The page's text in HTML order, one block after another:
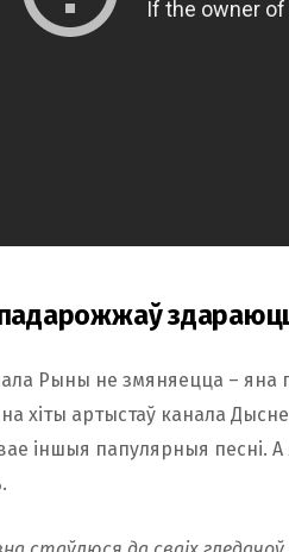
Рыны не змяняецца – яна
хіты артыстаў канала
іншыя папулярныя песні.